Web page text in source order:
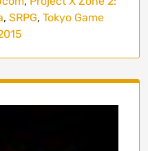
, SRPG, Tokyo Game